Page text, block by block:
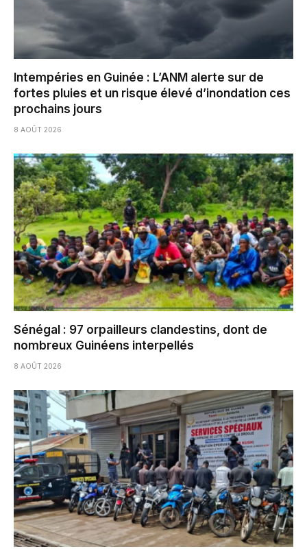
Intempéries en Guinée : L’ANM alerte sur de
fortes pluies et un risque élevé d’inondation ces
prochains jours
8 AOÛT 2026
Sénégal : 97 orpailleurs clandestins, dont de
nombreux Guinéens interpellés
8 AOÛT 2026